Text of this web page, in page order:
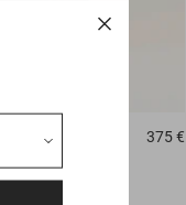
375 €